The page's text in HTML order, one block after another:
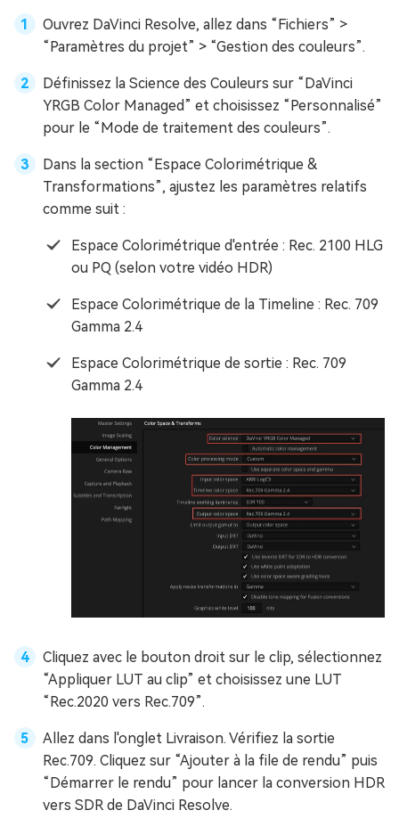
Ouvrez DaVinci Resolve, allez dans “Fichiers” >
“Paramètres du projet” > “Gestion des couleurs”.
Définissez la Science des Couleurs sur “DaVinci
YRGB Color Managed” et choisissez “Personnalisé”
pour le “Mode de traitement des couleurs”.
Dans la section “Espace Colorimétrique &
Transformations”, ajustez les paramètres relatifs
comme suit :
Espace Colorimétrique d'entrée : Rec. 2100 HLG
ou PQ (selon votre vidéo HDR)
Espace Colorimétrique de la Timeline : Rec. 709
Gamma 2.4
Espace Colorimétrique de sortie : Rec. 709
Gamma 2.4
Cliquez avec le bouton droit sur le clip, sélectionnez
“Appliquer LUT au clip” et choisissez une LUT
“Rec.2020 vers Rec.709”.
Allez dans l'onglet Livraison. Vérifiez la sortie
Rec.709. Cliquez sur “Ajouter à la file de rendu” puis
“Démarrer le rendu” pour lancer la conversion HDR
vers SDR de DaVinci Resolve.